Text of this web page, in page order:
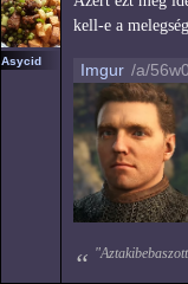
Asycid
kell-e a
Imgur /a/